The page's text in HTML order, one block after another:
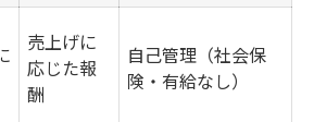
が業務委託を選ぶ主な理由一覧
た美容室業務委託の魅力
得られる安心感ややりがい
売上げに
応じた報
酬
自己管理（社会保
険・有給なし）